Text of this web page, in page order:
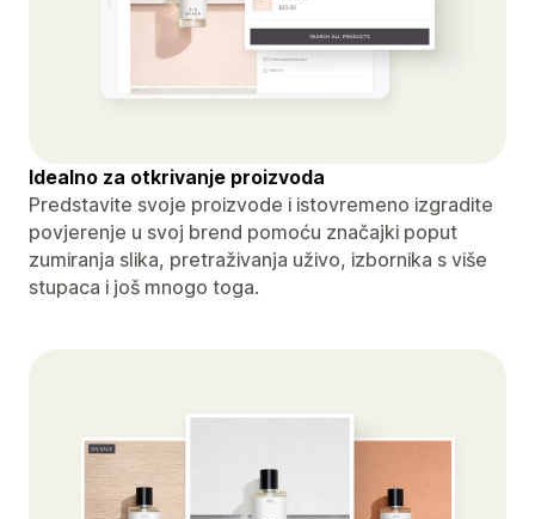
Idealno za otkrivanje proizvoda
Predstavite svoje proizvode i istovremeno izgradite
povjerenje u svoj brend pomoću značajki poput
zumiranja slika, pretraživanja uživo, izbornika s više
stupaca i još mnogo toga.